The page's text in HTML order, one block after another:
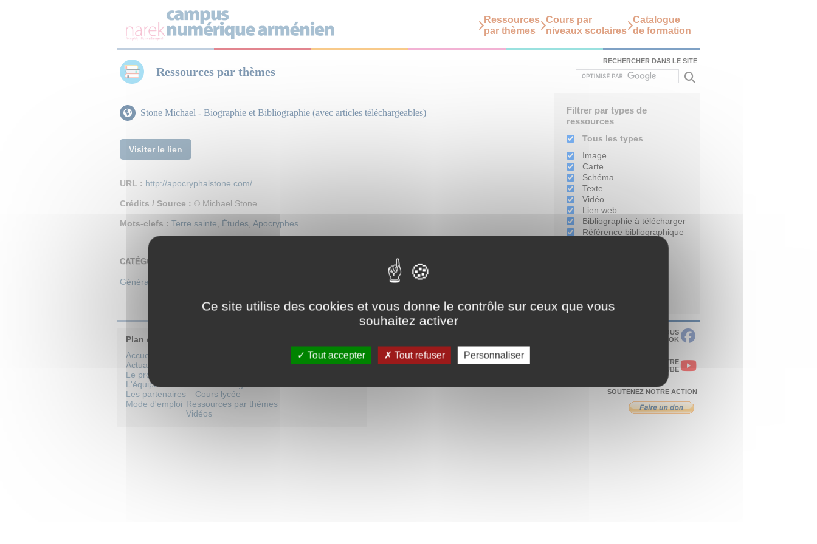
Ressources
par thèmes
Cours par
niveaux scolaires
Catalogue
de formation
Ressources par thèmes
RECHERCHER DANS LE SITE
Stone Michael - Biographie et Bibliographie (avec articles téléchargeables)
Visiter le lien
URL : http://apocryphalstone.com/
Crédits / Source : © Michael Stone
Mots-clefs : Terre sainte Études Apocryphes
CATÉGORIES
Généralités
Filtrer par types de
ressources
Tous les types
Image
Carte
Schéma
Texte
Vidéo
Lien web
Bibliographie à télécharger
Référence bibliographique
Plan du site
Accueil
Actualités
Le projet
L'équipe
Les partenaires
Mode d'emploi
Cours par niveaux scolaires
Cours lycée
Ressources par thèmes
Vidéos
Mentions légales
Crédits
Cliquez ici pour vous abonner
RETROUVEZ-NOUS
SUR FACEBOOK
VISITEZ NOTRE
CHAÎNE YOUTUBE
SOUTENEZ NOTRE ACTION
Ce site utilise des cookies et vous donne le contrôle sur ceux que vous
souhaitez activer
Tout accepter Tout refuser Personnaliser